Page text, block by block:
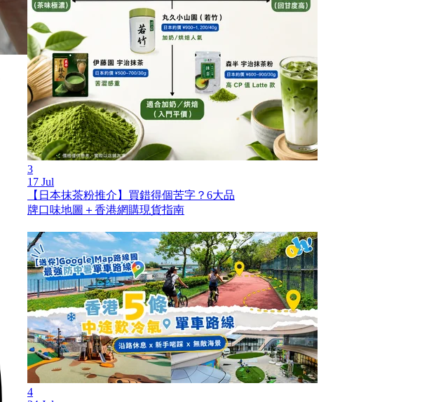
3
17 Jul
【日本抹茶粉推介】買錯得個苦字？6大品
牌口味地圖＋香港網購現貨指南
4